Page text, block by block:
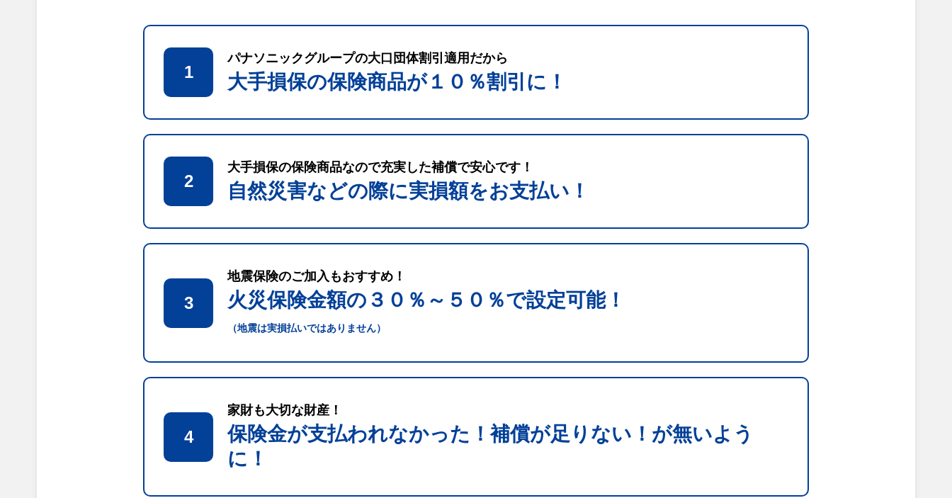
1
パナソニックグループの大口団体割引適用だから
大手損保の保険商品が１０％割引に！
2
大手損保の保険商品なので充実した補償で安心です！
自然災害などの際に実損額をお支払い！
3
地震保険のご加入もおすすめ！
火災保険金額の３０％～５０％で設定可能！
（地震は実損払いではありません）
4
家財も大切な財産！
保険金が支払われなかった！補償が足りない！が無いよう
に！